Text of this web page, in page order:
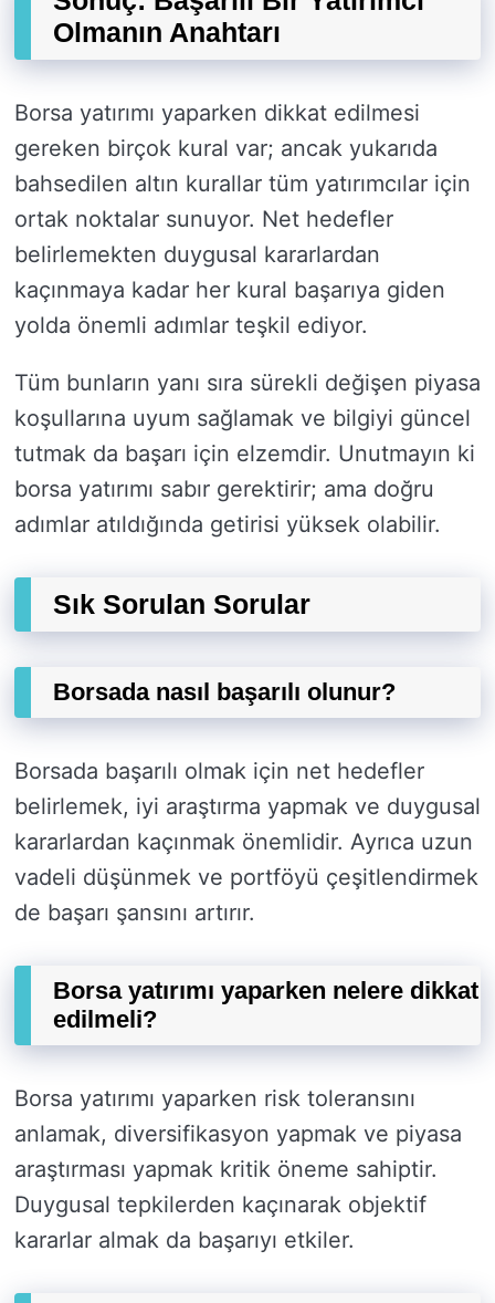
Olmanın Anahtarı
Borsa yatırımı yaparken dikkat edilmesi
gereken birçok kural var; ancak yukarıda
bahsedilen altın kurallar tüm yatırımcılar için
ortak noktalar sunuyor. Net hedefler
belirlemekten duygusal kararlardan
kaçınmaya kadar her kural başarıya giden
yolda önemli adımlar teşkil ediyor.
Tüm bunların yanı sıra sürekli değişen piyasa
koşullarına uyum sağlamak ve bilgiyi güncel
tutmak da başarı için elzemdir. Unutmayın ki
borsa yatırımı sabır gerektirir; ama doğru
adımlar atıldığında getirisi yüksek olabilir.
Sık Sorulan Sorular
Borsada nasıl başarılı olunur?
Borsada başarılı olmak için net hedefler
belirlemek, iyi araştırma yapmak ve duygusal
kararlardan kaçınmak önemlidir. Ayrıca uzun
vadeli düşünmek ve portföyü çeşitlendirmek
de başarı şansını artırır.
Borsa yatırımı yaparken nelere dikkat
edilmeli?
Borsa yatırımı yaparken risk toleransını
anlamak, diversifikasyon yapmak ve piyasa
araştırması yapmak kritik öneme sahiptir.
Duygusal tepkilerden kaçınarak objektif
kararlar almak da başarıyı etkiler.